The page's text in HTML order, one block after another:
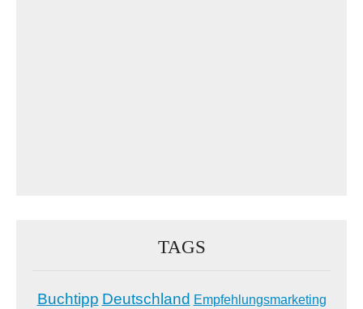
TAGS
Buchtipp Deutschland Empfehlungsmarketing